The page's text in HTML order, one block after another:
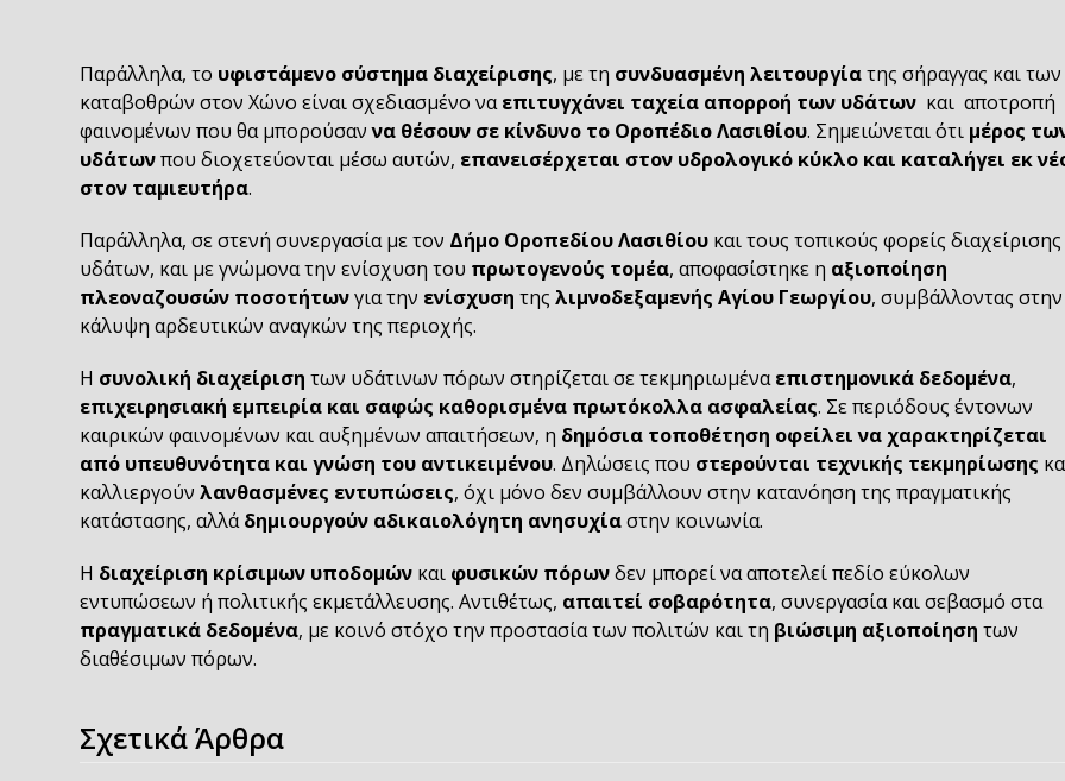
Παράλληλα, το υφιστάμενο σύστημα διαχείρισης, με τη συνδυασμένη λειτουργίατης σήραγγας και των
καταβοθρών στον Χώνο είναι σχεδιασμένο ναεπιτυγχάνει ταχεία απορροή των υδάτων και αποτροπή
φαινομένων που θα μπορούσαννα θέσουν σε κίνδυνο το Οροπέδιο Λασιθίου. Σημειώνεται ότι μέρος
υδάτωνπου διοχετεύονται μέσω αυτών, επανεισέρχεται στον υδρολογικό κύκλο και καταλήγει εκ
στον ταμιευτήρα.
Παράλληλα, σε στενή συνεργασία με τον Δήμο Οροπεδίου Λασιθίου και τους τοπικούς φορείς διαχείρισης
υδάτων, και με γνώμονα την ενίσχυση του πρωτογενούς τομέα, αποφασίστηκε η αξιοποίηση
πλεοναζουσών ποσοτήτωνγια την ενίσχυση τηςλιμνοδεξαμενής Αγίου Γεωργίου, συμβάλλοντας στην
κάλυψη αρδευτικών αναγκών της περιοχής.
Η συνολική διαχείριση των υδάτινων πόρων στηρίζεται σε τεκμηριωμέναεπιστημονικά δεδομένα,
επιχειρησιακή εμπειρία και σαφώς καθορισμένα πρωτόκολλα ασφαλείας. Σε περιόδους έντονων
καιρικών φαινομένων και αυξημένων απαιτήσεων, η δημόσια τοποθέτηση οφείλει να χαρακτηρίζεται
από υπευθυνότητα και γνώση του αντικειμένου. Δηλώσεις που στερούνται τεχνικής τεκμηρίωσης
καλλιεργούνλανθασμένες εντυπώσεις, όχι μόνο δεν συμβάλλουν στην κατανόηση της πραγματικής
κατάστασης, αλλάδημιουργούν αδικαιολόγητη ανησυχίαστην κοινωνία.
Η διαχείριση κρίσιμων υποδομών και φυσικών πόρωνδεν μπορεί να αποτελεί πεδίο εύκολων
εντυπώσεων ή πολιτικής εκμετάλλευσης. Αντιθέτως, απαιτεί σοβαρότητα, συνεργασία και σεβασμό στα
πραγματικά δεδομένα, με κοινό στόχο την προστασία των πολιτών και τη βιώσιμη αξιοποίηση των
διαθέσιμων πόρων.
Σχετικά Άρθρα